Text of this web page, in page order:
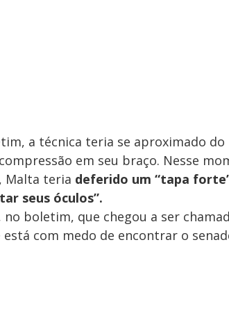
a técnica teria se aproximado
em seu braço. Nesse
Malta teria deferido um “tapa
seus óculos”.
boletim, que chegou a ser
está com medo de encontrar o